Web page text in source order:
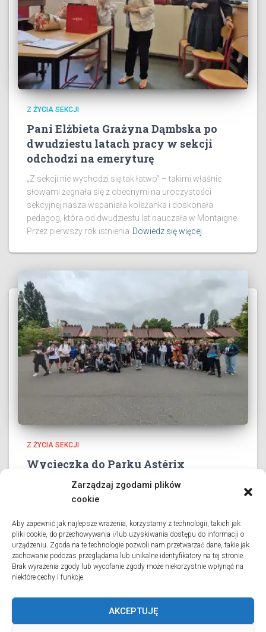
Zarządzaj zgodami plików
cookie
Aby zapewnić jak najlepsze wrażenia, korzystamy z technologii, takich jak
pliki cookie, do przechowywania i/lub uzyskiwania dostępu do informacji o
urządzeniu. Zgoda na te technologie pozwoli nam przetwarzać dane, takie jak
zachowanie podczas przeglądania lub unikalne identyfikatory na tej stronie.
Brak wyrażenia zgody lub wycofanie zgody może niekorzystnie wpłynąć na
niektóre cechy i funkcje.
AKCEPTUJĘ
Z ŻYCIA SEKCJI
Pani Elżbieta Grażyna Dąmbska po
dwudziestu latach pracy w sekcji
odchodzi na emeryturę
„Z sekcji nie wychodzi się tak łatwo” – takimi właśnie
słowami żegnała się z obecnymi na uroczystości
sekcyjnej nasza wspaniała koleżanka i doskonała
pedagog, która od dwudziestu lat nauczała w Montaigne.
​Przez pierwszy rok istnienia Dowiedz się więcej
Z ŻYCIA SEKCJI
Wycieczka do Parku Astérix
3 czerwca 2026 roku wszystkie klasy collège’u oraz dwie
klasy liceum wybrały się na długo wyczekiwaną
profesor Danuty Charlon oraz przy wsparciu grona
opiekunów uczniowie spędzili dzień pełen
Dowiedz się więcej